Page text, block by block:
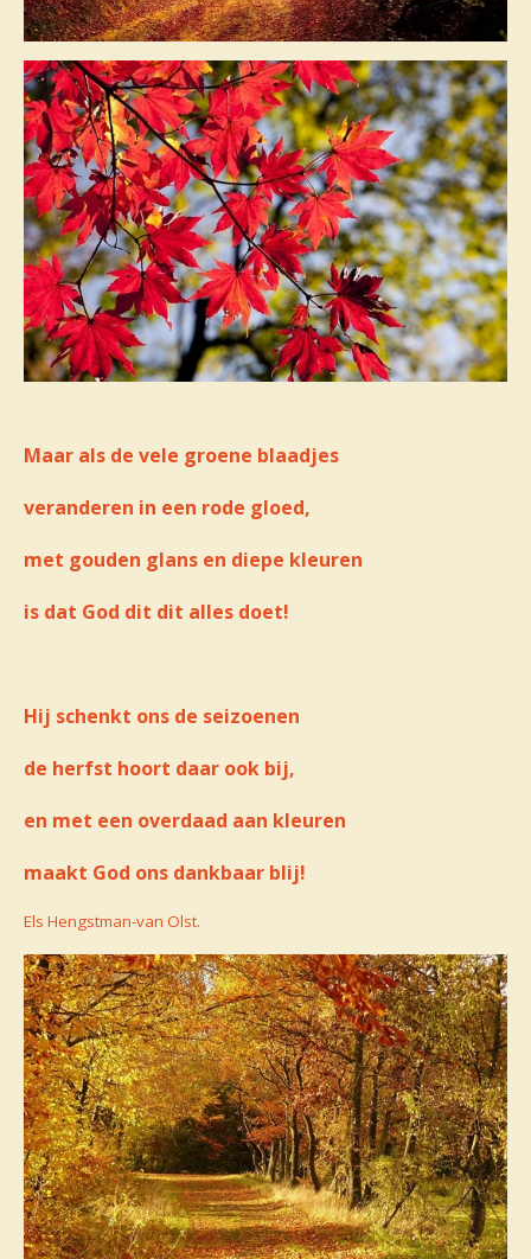
Maar als de vele groene blaadjes
veranderen in een rode gloed,
met gouden glans en diepe kleuren
is dat God dit dit alles doet!
Hij schenkt ons de seizoenen
de herfst hoort daar ook bij,
en met een overdaad aan kleuren
maakt God ons dankbaar blij!
Els Hengstman-van Olst.